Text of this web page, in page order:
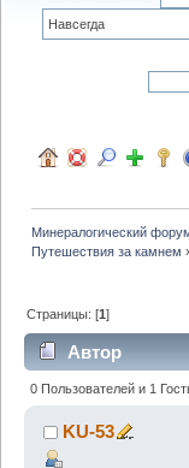
Минералогический
Путешествия за камнем
Страницы: [1]
Автор
(Прочитано 3422
0 Пользователей и 1
KU-53